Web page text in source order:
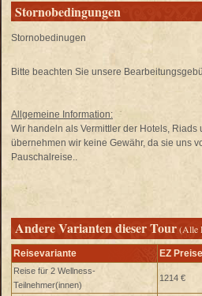
Stornobedingungen
Stornobedinugen
Bitte beachten Sie unsere
Allgemeine Information:
Wir handeln als Vermittler der Hotels,
übernehmen wir keine Gewähr, da sie uns
Pauschalreise..
Andere Varianten dieser Tour(Alle
Reisevariante EZ
Reise für 2 Wellness-
Teilnehmer(innen)
1214 €